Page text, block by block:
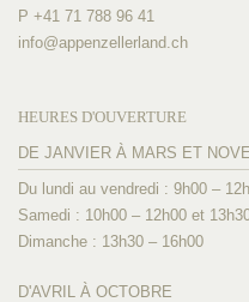
P +41 71 788 96 41
info@appenzellerland.ch
HEURES D'OUVERTURE
DE JANVIER À MARS ET
Du lundi au vendredi : 9h00 –
Samedi : 10h00 – 12h00 et
Dimanche : 13h30 – 16h00
D'AVRIL À OCTOBRE